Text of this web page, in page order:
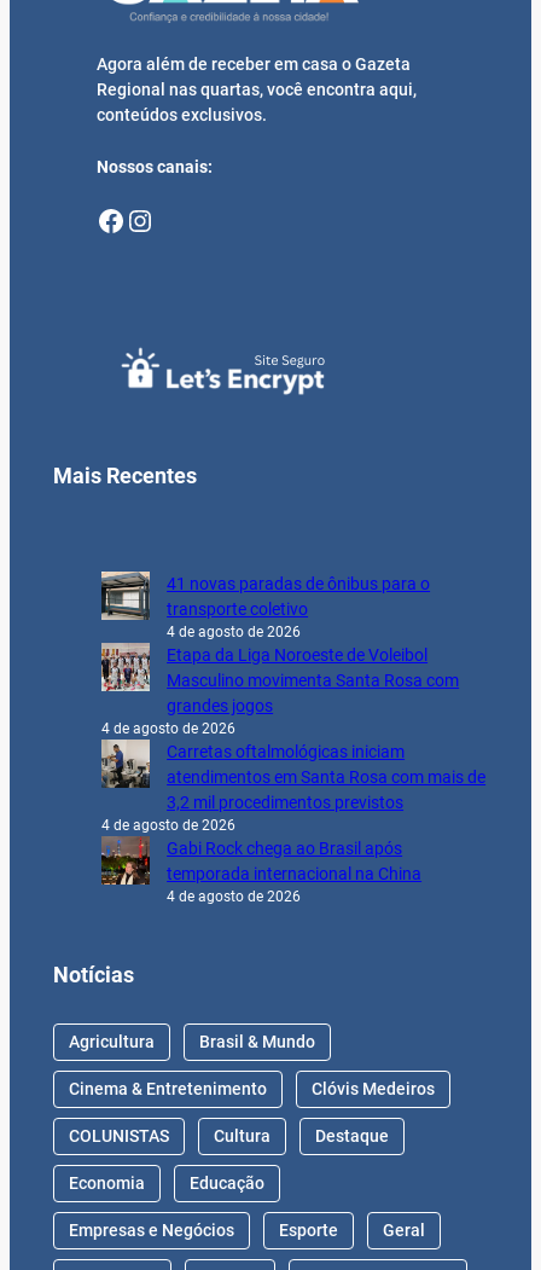
Agora além de receber em casa o Gazeta
Regional nas quartas, você encontra aqui,
conteúdos exclusivos.
Nossos canais:
Facebook Instagram
Mais Recentes
41 novas paradas de ônibus para o
transporte coletivo
4 de agosto de 2026
Etapa da Liga Noroeste de Voleibol
Masculino movimenta Santa Rosa com
grandes jogos
4 de agosto de 2026
Carretas oftalmológicas iniciam
atendimentos em Santa Rosa com mais de
3,2 mil procedimentos previstos
4 de agosto de 2026
Gabi Rock chega ao Brasil após
temporada internacional na China
4 de agosto de 2026
Notícias
Agricultura Brasil & Mundo
Cinema & Entretenimento Clóvis Medeiros
COLUNISTAS Cultura Destaque
Economia Educação
Empresas e Negócios Esporte Geral